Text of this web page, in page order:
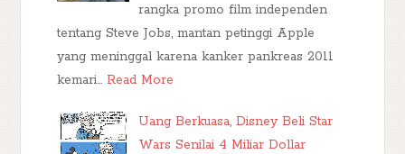
rangka promo film independen
tentang Steve Jobs, mantan petinggi Apple
yang meninggal karena kanker pankreas 2011
kemari… Read More
Uang Berkuasa, Disney Beli Star
Wars Senilai 4 Miliar Dollar